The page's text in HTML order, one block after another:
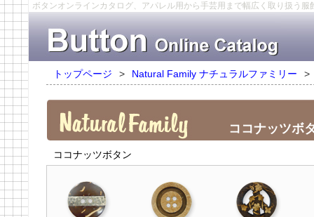
ボタンオンラインカタログ、アパレル用から手芸用まで幅広く取り扱う
トップページ > Natural Family ナチュラルファミリー >
ココナッツボ
ココナッツボタン